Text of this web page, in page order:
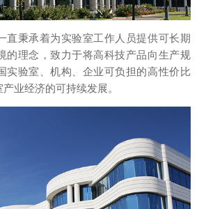
直秉承着为实验室工作人员提供可长期
的理念，致力于将高科技产品向生产规
实验室、机构、企业可负担的高性价比
业经济的可持续发展。